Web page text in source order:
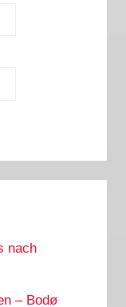
nach
– Bodø